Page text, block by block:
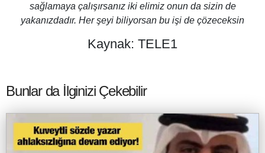
sağlamaya çalışırsanız iki elimiz onun da sizin de
yakanızdadır. Her şeyi biliyorsan bu işi de çözeceksin
Kaynak: TELE1
Bunlar da İlginizi Çekebilir